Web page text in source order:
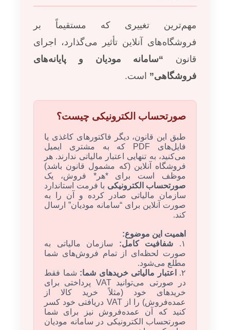
مهم‌ترین تغییری که مستقیماً بر
فروشگاه‌های آنلاین تأثیر می‌گذارد، اجرای
قانون “سامانه مودیان و پایانه‌های
فروشگاهی” است.
صورتحساب الکترونیکی چیست؟
طبق این قانون، دیگر فاکتورهای کاغذی یا
فایل‌های PDF که به مشتری ایمیل
می‌کنید، به تنهایی اعتبار مالیاتی ندارند. هر
فروشگاه آنلاین (که مشمول قانون باشد)
موظف است برای *هر* فروش، یک
صورتحساب الکترونیکی با فرمت استاندارد
سازمان مالیاتی صادر کرده و آن را به
صورت آنلاین برای “سامانه مودیان” ارسال
کند.
اهمیت این موضوع:
۱.
شفافیت کامل: سازمان مالیاتی به
صورت لحظه‌ای از تمام فروش‌های شما
مطلع می‌شود.
۲.
اعتبار مالیاتی خریدهای شما: شما فقط
در صورتی می‌توانید VAT پرداختی برای
خریدهای خود (مثلاً خرید کالا از
عمده‌فروش) را از VAT دریافتی خود کسر
کنید که آن عمده‌فروش نیز برای شما
صورتحساب الکترونیکی در سامانه مودیان